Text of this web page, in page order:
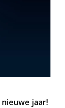
jaar!